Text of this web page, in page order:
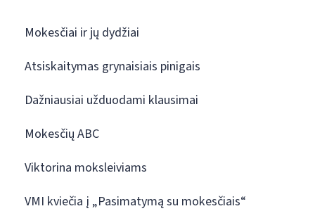
Mokesčiai ir jų dydžiai
Atsiskaitymas grynaisiais pinigais
Dažniausiai užduodami klausimai
Mokesčių ABC
Viktorina moksleiviams
VMI kviečia į „Pasimatymą su mokesčiais“